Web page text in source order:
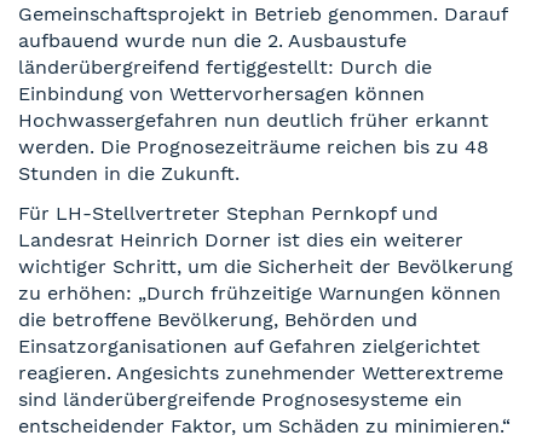
Gemeinschaftsprojekt in Betrieb genommen. Darauf
aufbauend wurde nun die 2. Ausbaustufe
länderübergreifend fertiggestellt: Durch die
Einbindung von Wettervorhersagen können
Hochwassergefahren nun deutlich früher erkannt
werden. Die Prognosezeiträume reichen bis zu 48
Stunden in die Zukunft.
Für LH-Stellvertreter Stephan Pernkopf und
Landesrat Heinrich Dorner ist dies ein weiterer
wichtiger Schritt, um die Sicherheit der Bevölkerung
zu erhöhen: „Durch frühzeitige Warnungen können
die betroffene Bevölkerung, Behörden und
Einsatzorganisationen auf Gefahren zielgerichtet
reagieren. Angesichts zunehmender Wetterextreme
sind länderübergreifende Prognosesysteme ein
entscheidender Faktor, um Schäden zu minimieren.“